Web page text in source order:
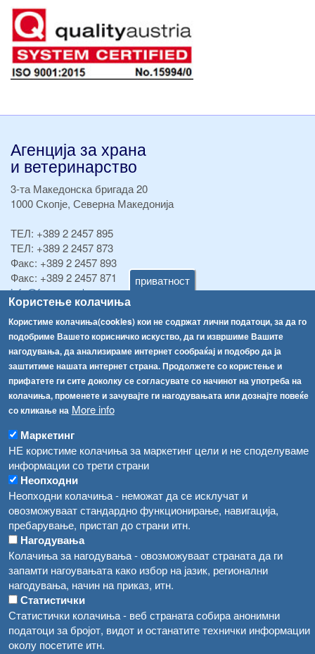
приватност
Користење колачиња
Користиме колачиња(cookies) кои не содржат лични податоци, за да го
подобриме Вашето корисничко искуство, да ги извршиме Вашите
нагодувања, да анализираме интернет сообраќај и подобро да ја
заштитиме нашата интернет страна. Продолжете со користење и
прифатете ги сите доколку се согласувате со начинот на употреба на
колачиња, променете и зачувајте ги нагодувањата или дознајте повеќе
со кликање на More info
Маркетинг
НЕ користиме колачиња за маркетинг цели и не споделуваме
информации со трети страни
Неопходни
Неопходни колачиња - неможат да се исклучат и
овозможуваат стандардно функционирање, навигација,
пребарување, пристап до страни итн.
Нагодувања
Колачиња за нагодувања - овозможуваат страната да ги
запамти нагоувањата како избор на јазик, регионални
нагодувања, начин на приказ, итн.
Статистички
Статистички колачиња - веб страната собира анонимни
податоци за бројот, видот и останатите технички информации
околу посетите итн.
Агенција за храна
и ветеринарство
3-та Македонска бригада 20
1000 Скопје, Северна Македонија
ТЕЛ: +389 2 2457 895
ТЕЛ: +389 2 2457 873
Факс: +389 2 2457 893
Факс: +389 2 2457 871
info@fva.gov.mk
[АХВ-претходна страна]
Соопштенија
Република Бугарија ги засили официјалните контроли при увоз на свежо овошје и зеленчук
Високите температури ризик од труење со храна, опасни се и за животните
Водата во Гостивар може да се користи како техничка, продолжува испораката на флаширана вода
Во Гостивар спроведени 70 вонредни контроли
Забраната за водата во Гостивар останува на сила, операторите да користат само технички безбедна вода
Навигација
Архива
Регистри
Обрасци
Огласи